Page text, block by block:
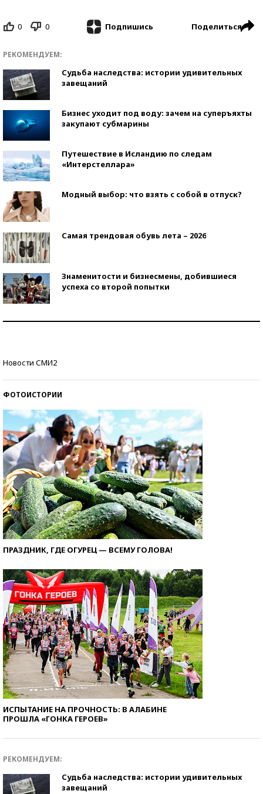
0 0 Подпишись Поделиться
РЕКОМЕНДУЕМ:
Судьба наследства: истории удивительных
завещаний
Бизнес уходит под воду: зачем на суперъяхты
закупают субмарины
Путешествие в Исландию по следам
«Интерстеллара»
Модный выбор: что взять с собой в отпуск?
Самая трендовая обувь лета – 2026
Знаменитости и бизнесмены, добившиеся
успеха со второй попытки
Новости СМИ2
ФОТОИСТОРИИ
ПРАЗДНИК, ГДЕ ОГУРЕЦ — ВСЕМУ ГОЛОВА!
ИСПЫТАНИЕ НА ПРОЧНОСТЬ: В АЛАБИНЕ
ПРОШЛА «ГОНКА ГЕРОЕВ»
РЕКОМЕНДУЕМ:
Судьба наследства: истории удивительных
завещаний